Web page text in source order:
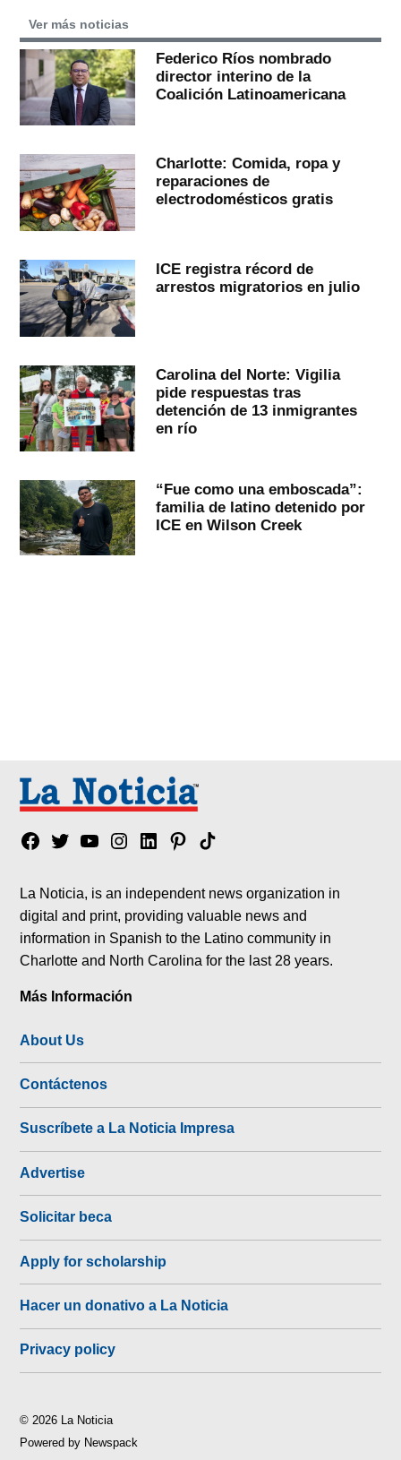
Ver más noticias
Federico Ríos nombrado
director interino de la
Coalición Latinoamericana
Charlotte: Comida, ropa y
reparaciones de
electrodomésticos gratis
ICE registra récord de
arrestos migratorios en julio
Carolina del Norte: Vigilia
pide respuestas tras
detención de 13 inmigrantes
en río
“Fue como una emboscada”:
familia de latino detenido por
ICE en Wilson Creek
Facebook
TwitterYouTubeInstagram
LinkedinPinterest
Tik
La Noticia, is an independent news organization in
digital and print, providing valuable news and
information in Spanish to the Latino community in
Charlotte and North Carolina for the last 28 years.
Más Información
About Us
Contáctenos
Suscríbete a La Noticia Impresa
Advertise
Solicitar beca
Apply for scholarship
Hacer un donativo a La Noticia
Privacy policy
© 2026 La Noticia
Powered by Newspack